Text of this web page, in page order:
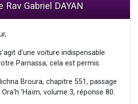
Gabriel DAYAN
d’une voiture indispensable
Parnassa, cela est permis.
Broura, chapitre 551, passage
'Haïm, volume 3, réponse 80.